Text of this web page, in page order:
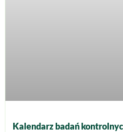
Kalendarz badań